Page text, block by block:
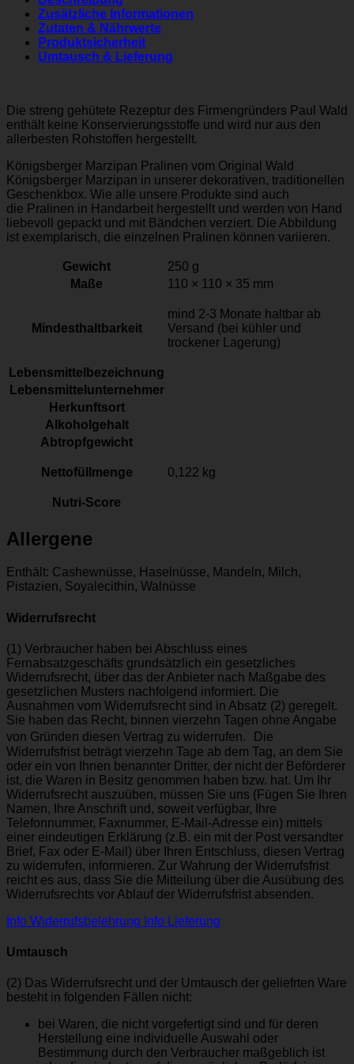
Zusätzliche Informationen
Zutaten & Nährwerte
Produktsicherheit
Umtausch & Lieferung
Die streng gehütete Rezeptur des Firmengründers Paul Wald
enthält keine Konservierungsstoffe und wird nur aus den
allerbesten Rohstoffen hergestellt.
Königsberger Marzipan Pralinen vom Original Wald
Königsberger Marzipan in unserer dekorativen, traditionellen
Geschenkbox. Wie alle unsere Produkte sind auch
die Pralinen in Handarbeit hergestellt und werden von Hand
liebevoll gepackt und mit Bändchen verziert. Die Abbildung
ist exemplarisch, die einzelnen Pralinen können variieren.
Gewicht
250 g
Maße
110 × 110 × 35 mm
Mindesthaltbarkeit
mind 2-3 Monate haltbar ab
Versand (bei kühler und
trockener Lagerung)
Lebensmittelbezeichnung
Lebensmittelunternehmer
Herkunftsort
Alkoholgehalt
Abtropfgewicht
Nettofüllmenge 0,122 kg
Nutri-Score
Allergene
Enthält: Cashewnüsse, Haselnüsse, Mandeln, Milch,
Pistazien, Soyalecithin, Walnüsse
Widerrufsrecht
(1) Verbraucher haben bei Abschluss eines
Fernabsatzgeschäfts grundsätzlich ein gesetzliches
Widerrufsrecht, über das der Anbieter nach Maßgabe des
gesetzlichen Musters nachfolgend informiert. Die
Ausnahmen vom Widerrufsrecht sind in Absatz (2) geregelt.
Sie haben das Recht, binnen vierzehn Tagen ohne Angabe
von Gründen diesen Vertrag zu widerrufen. Die
Widerrufsfrist beträgt vierzehn Tage ab dem Tag, an dem Sie
oder ein von Ihnen benannter Dritter, der nicht der Beförderer
ist, die Waren in Besitz genommen haben bzw. hat. Um Ihr
Widerrufsrecht auszuüben, müssen Sie uns (Fügen Sie Ihren
Namen, Ihre Anschrift und, soweit verfügbar, Ihre
Telefonnummer, Faxnummer, E-Mail-Adresse ein) mittels
einer eindeutigen Erklärung (z.B. ein mit der Post versandter
Brief, Fax oder E-Mail) über Ihren Entschluss, diesen Vertrag
zu widerrufen, informieren. Zur Wahrung der Widerrufsfrist
reicht es aus, dass Sie die Mitteilung über die Ausübung des
Widerrufsrechts vor Ablauf der Widerrufsfrist absenden.
Info Widerrufsbelehrung Info Lieferung
Umtausch
(2) Das Widerrufsrecht und der Umtausch der geliefrten Ware
besteht in folgenden Fällen nicht:
bei Waren, die nicht vorgefertigt sind und für deren
Herstellung eine individuelle Auswahl oder
Bestimmung durch den Verbraucher maßgeblich ist